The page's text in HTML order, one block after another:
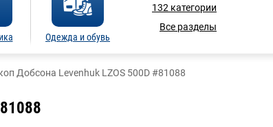
Одежда и обувь
132 категории
Все разделы
Добсона Levenhuk LZOS 500D #81088